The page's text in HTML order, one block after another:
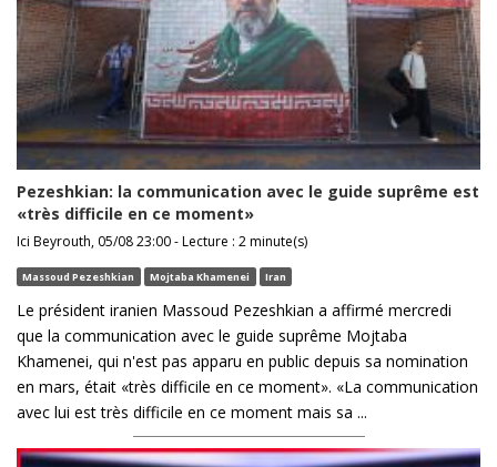
Pezeshkian: la communication avec le guide suprême est
«très difficile en ce moment»
Ici Beyrouth, 05/08 23:00 - Lecture : 2 minute(s)
Massoud Pezeshkian Mojtaba Khamenei Iran
Le président iranien Massoud Pezeshkian a affirmé mercredi
que la communication avec le guide suprême Mojtaba
Khamenei, qui n'est pas apparu en public depuis sa nomination
en mars, était «très difficile en ce moment». «La communication
avec lui est très difficile en ce moment mais sa ...